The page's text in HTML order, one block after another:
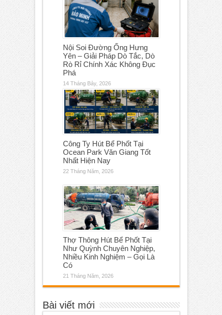
Nội Soi Đường Ống Hưng
Yên – Giải Pháp Dò Tắc, Dò
Rò Rỉ Chính Xác Không Đục
Phá
14 Tháng Bảy, 2026
Công Ty Hút Bể Phốt Tại
Ocean Park Văn Giang Tốt
Nhất Hiện Nay
22 Tháng Năm, 2026
Thợ Thông Hút Bể Phốt Tại
Như Quỳnh Chuyên Nghiệp,
Nhiều Kinh Nghiệm – Gọi Là
Có
21 Tháng Năm, 2026
Bài viết mới